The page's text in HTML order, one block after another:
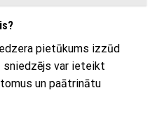
pietūkums izzūd
var ieteikt
un paātrinātu